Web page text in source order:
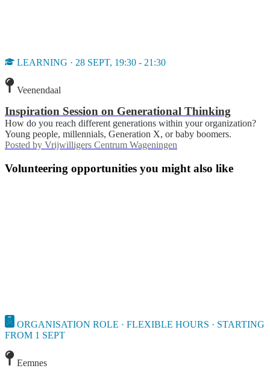
LEARNING · 28 SEPT, 19:30 - 21:30
Veenendaal
Inspiration Session on Generational Thinking
How do you reach different generations within your organization?
Young people, millennials, Generation X, or baby boomers.
Posted by Vrijwilligers Centrum Wageningen
Volunteering opportunities you might also like
ORGANISATION ROLE · FLEXIBLE HOURS · STARTING
FROM 1 SEPT
Eemnes